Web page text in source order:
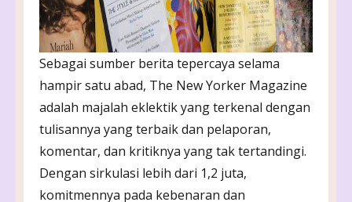
Sebagai sumber berita tepercaya selama
hampir satu abad, The New Yorker Magazine
adalah majalah eklektik yang terkenal dengan
tulisannya yang terbaik dan pelaporan,
komentar, dan kritiknya yang tak tertandingi.
Dengan sirkulasi lebih dari 1,2 juta,
komitmennya pada kebenaran dan